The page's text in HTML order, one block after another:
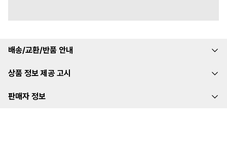
배송/교환/반품 안내
상품 정보 제공 고시
판매자 정보